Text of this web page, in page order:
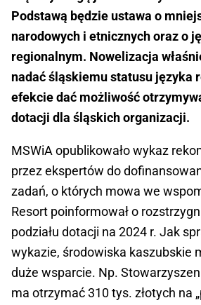
Podstawą będzie ustawa o
narodowych i etnicznych oraz o
regionalnym. Nowelizacja
nadać śląskiemu statusu języka
efekcie dać możliwość
dotacji dla śląskich organizacji.
MSWiA opublikowało wykaz
przez ekspertów do
zadań, o których mowa we
Resort poinformował o
podziału dotacji na 2024 r. Jak
wykazie, środowiska kaszubskie
duże wsparcie. Np.
ma otrzymać 310 tys. złotych na